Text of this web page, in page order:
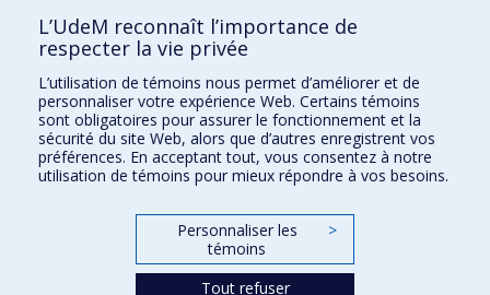
Écoles
Kinésiologie et des sciences de l’activité physique
Orthophonie et audiologie
Réadaptation
Directions
DPC
CPASS
L’UdeM reconnaît l’importance de
respecter la vie privée
L’utilisation de témoins nous permet d’améliorer et de
personnaliser votre expérience Web. Certains témoins
sont obligatoires pour assurer le fonctionnement et la
sécurité du site Web, alors que d’autres enregistrent vos
préférences. En acceptant tout, vous consentez à notre
utilisation de témoins pour mieux répondre à vos besoins.
Personnaliser les
témoins
>
Tout refuser